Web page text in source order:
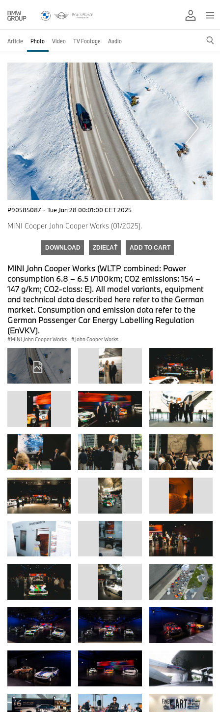
Article Photo Video TV Footage Audio
P90585087 · Tue Jan 28 00:01:00 CET 2025
MINI Cooper John Cooper Works (01/2025).
DOWNLOAD ZDIEĽAŤ ADD TO CART
MINI John Cooper Works (WLTP combined: Power
consumption 6.8 – 6.5 l/100km; CO2 emissions: 154 –
147 g/km; CO2-class: E). All model variants, equipment
and technical data described here refer to the German
market. Consumption and emission data refer to the
German Passenger Car Energy Labelling Regulation
(EnVKV).
MINI John Cooper Works · John Cooper Works